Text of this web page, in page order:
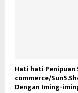
Hati hati Penipuan
commerce/
Dengan Iming-